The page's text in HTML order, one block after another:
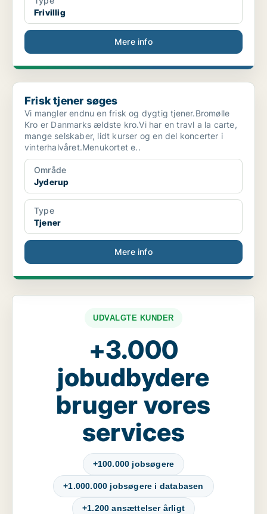
Frivillig
Mere info
Frisk tjener søges
Frisk tjener søges
Vi mangler endnu en frisk og dygtig tjener.Bromølle
Kro er Danmarks ældste kro.Vi har en travl a la carte,
mange selskaber, lidt kurser og en del koncerter i
vinterhalvåret.Menukortet e..
Område
Jyderup
Type
Tjener
Mere info
UDVALGTE KUNDER
+3.000
jobudbydere
bruger vores
services
+100.000 jobsøgere
+1.000.000 jobsøgere i databasen
+1.200 ansættelser årligt